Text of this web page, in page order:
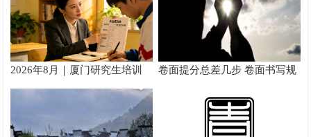
2026年8月｜厦门研究生培训
推荐
卷面提分总差几步 卷面书写规